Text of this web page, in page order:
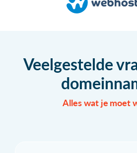
Veelgestelde
Alles wat je moet